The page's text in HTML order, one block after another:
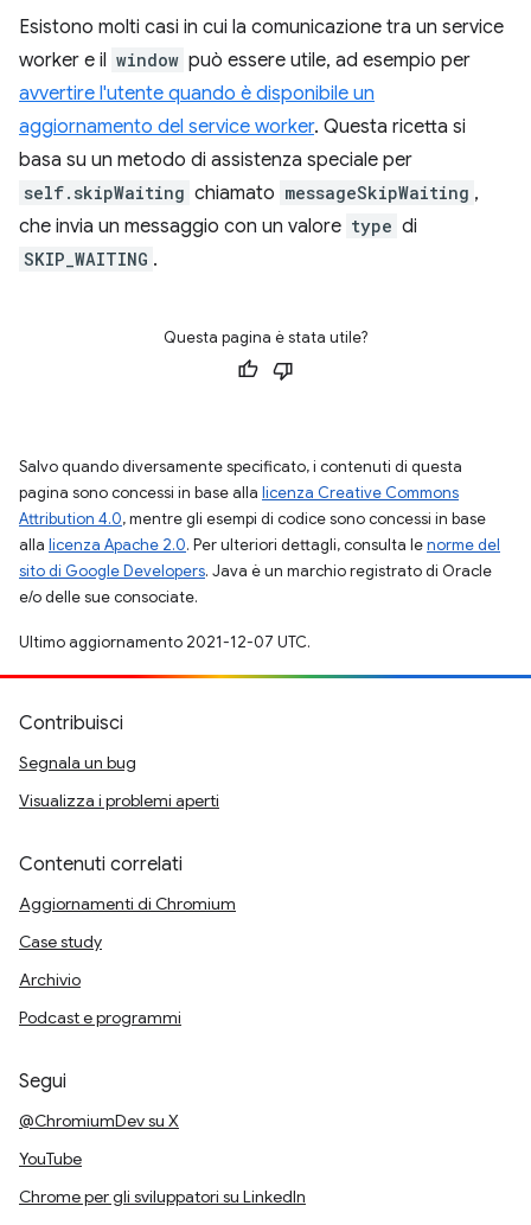
Esistono molti casi in cui la comunicazione tra un service
worker e il window può essere utile, ad esempio per
avvertire l'utente quando è disponibile un
aggiornamento del service worker. Questa ricetta si
basa su un metodo di assistenza speciale per
self.skipWaiting chiamato messageSkipWaiting ,
che invia un messaggio con un valore type di
SKIP_WAITING .
Questa pagina è stata utile?
Salvo quando diversamente specificato, i contenuti di questa
pagina sono concessi in base alla licenza Creative Commons
Attribution 4.0, mentre gli esempi di codice sono concessi in base
alla licenza Apache 2.0. Per ulteriori dettagli, consulta lenorme del
sito di Google Developers. Java è un marchio registrato di Oracle
e/o delle sue consociate.
Ultimo aggiornamento 2021-12-07 UTC.
Contribuisci
Segnala un bug
Visualizza i problemi aperti
Contenuti correlati
Aggiornamenti di Chromium
Case study
Archivio
Podcast e programmi
Segui
@ChromiumDev su X
YouTube
Chrome per gli sviluppatori su LinkedIn